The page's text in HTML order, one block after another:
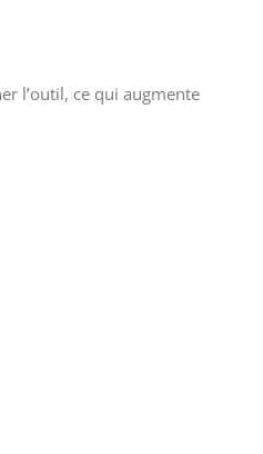
l’outil, ce qui augmente